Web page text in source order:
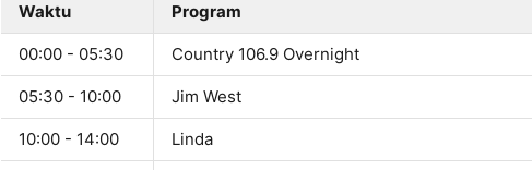
Waktu Program
00:00 - 05:30 Country 106.9 Overnight
05:30 - 10:00 Jim West
10:00 - 14:00 Linda